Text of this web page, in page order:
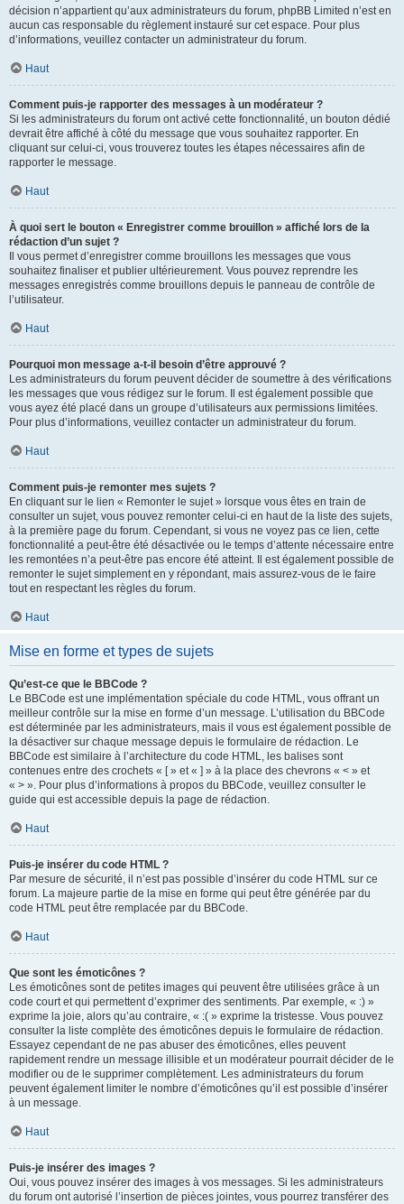
décision n’appartient qu’aux administrateurs du forum, phpBB Limited n’est en
aucun cas responsable du règlement instauré sur cet espace. Pour plus
d’informations, veuillez contacter un administrateur du forum.
Haut
Comment puis-je rapporter des messages à un modérateur ?
Si les administrateurs du forum ont activé cette fonctionnalité, un bouton dédié
devrait être affiché à côté du message que vous souhaitez rapporter. En
cliquant sur celui-ci, vous trouverez toutes les étapes nécessaires afin de
rapporter le message.
Haut
À quoi sert le bouton « Enregistrer comme brouillon » affiché lors de la
rédaction d’un sujet ?
Il vous permet d’enregistrer comme brouillons les messages que vous
souhaitez finaliser et publier ultérieurement. Vous pouvez reprendre les
messages enregistrés comme brouillons depuis le panneau de contrôle de
l’utilisateur.
Haut
Pourquoi mon message a-t-il besoin d’être approuvé ?
Les administrateurs du forum peuvent décider de soumettre à des vérifications
les messages que vous rédigez sur le forum. Il est également possible que
vous ayez été placé dans un groupe d’utilisateurs aux permissions limitées.
Pour plus d’informations, veuillez contacter un administrateur du forum.
Haut
Comment puis-je remonter mes sujets ?
En cliquant sur le lien « Remonter le sujet » lorsque vous êtes en train de
consulter un sujet, vous pouvez remonter celui-ci en haut de la liste des sujets,
à la première page du forum. Cependant, si vous ne voyez pas ce lien, cette
fonctionnalité a peut-être été désactivée ou le temps d’attente nécessaire entre
les remontées n’a peut-être pas encore été atteint. Il est également possible de
remonter le sujet simplement en y répondant, mais assurez-vous de le faire
tout en respectant les règles du forum.
Haut
Mise en forme et types de sujets
Qu’est-ce que le BBCode ?
Le BBCode est une implémentation spéciale du code HTML, vous offrant un
meilleur contrôle sur la mise en forme d’un message. L’utilisation du BBCode
est déterminée par les administrateurs, mais il vous est également possible de
la désactiver sur chaque message depuis le formulaire de rédaction. Le
BBCode est similaire à l’architecture du code HTML, les balises sont
contenues entre des crochets « [ » et « ] » à la place des chevrons « < » et
« > ». Pour plus d’informations à propos du BBCode, veuillez consulter le
guide qui est accessible depuis la page de rédaction.
Haut
Puis-je insérer du code HTML ?
Par mesure de sécurité, il n’est pas possible d’insérer du code HTML sur ce
forum. La majeure partie de la mise en forme qui peut être générée par du
code HTML peut être remplacée par du BBCode.
Haut
Que sont les émoticônes ?
Les émoticônes sont de petites images qui peuvent être utilisées grâce à un
code court et qui permettent d’exprimer des sentiments. Par exemple, « :) »
exprime la joie, alors qu’au contraire, « :( » exprime la tristesse. Vous pouvez
consulter la liste complète des émoticônes depuis le formulaire de rédaction.
Essayez cependant de ne pas abuser des émoticônes, elles peuvent
rapidement rendre un message illisible et un modérateur pourrait décider de le
modifier ou de le supprimer complètement. Les administrateurs du forum
peuvent également limiter le nombre d’émoticônes qu’il est possible d’insérer
à un message.
Haut
Puis-je insérer des images ?
Oui, vous pouvez insérer des images à vos messages. Si les administrateurs
du forum ont autorisé l’insertion de pièces jointes, vous pourrez transférer des